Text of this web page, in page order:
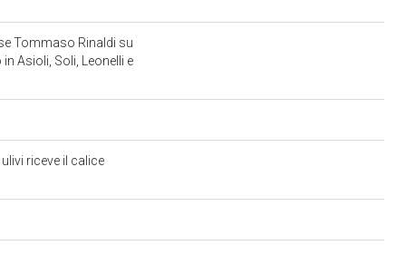
Tommaso Rinaldi su
Asioli, Soli, Leonelli e
riceve il calice